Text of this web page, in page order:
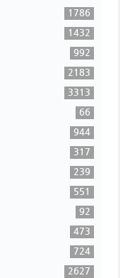
1786
1432
992
2183
3313
66
944
317
239
551
92
473
724
2627